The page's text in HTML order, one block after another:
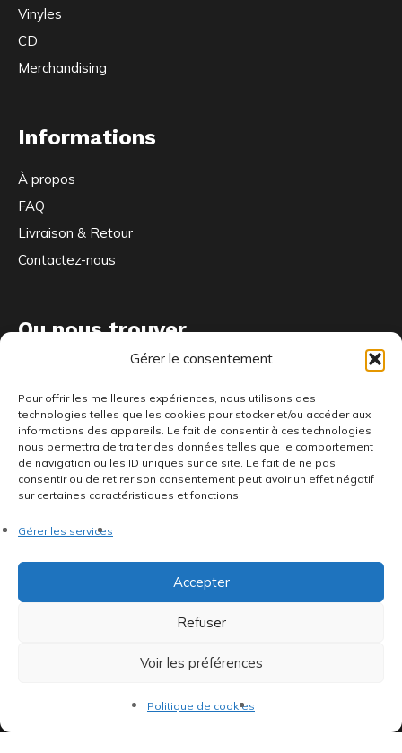
Gérer le consentement
Pour offrir les meilleures expériences, nous utilisons des
technologies telles que les cookies pour stocker et/ou accéder aux
informations des appareils. Le fait de consentir à ces technologies
nous permettra de traiter des données telles que le comportement
de navigation ou les ID uniques sur ce site. Le fait de ne pas
consentir ou de retirer son consentement peut avoir un effet négatif
sur certaines caractéristiques et fonctions.
Gérer les services
Accepter
Refuser
Voir les préférences
Politique de cookies
Vinyles
CD
Merchandising
Informations
À propos
FAQ
Livraison & Retour
Contactez-nous
Ou nous trouver
66 Bd de la République
92100 Boulogne-Billancourt
Ouvert du mardi au vendredi de 15h à 19h et le samedi de
11h à 14h et 15h à 19h
Indépendants et passionnés, nous produisons et distribuons depuis
toujours des pépites musicales, dont des vinyles rares et exclusifs.